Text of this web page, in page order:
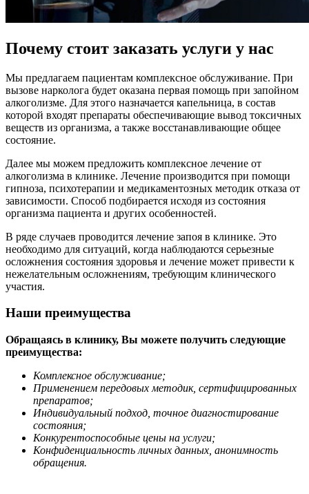
Почему стоит заказать услуги у нас
Мы предлагаем пациентам комплексное обслуживание. При
вызове нарколога будет оказана первая помощь при запойном
алкоголизме. Для этого назначается капельница, в состав
которой входят препараты обеспечивающие вывод токсичных
веществ из организма, а также восстанавливающие общее
состояние.
Далее мы можем предложить комплексное лечение от
алкоголизма в клинике. Лечение производится при помощи
гипноза, психотерапии и медикаментозных методик отказа от
зависимости. Способ подбирается исходя из состояния
организма пациента и других особенностей.
В ряде случаев проводится лечение запоя в клинике. Это
необходимо для ситуаций, когда наблюдаются серьезные
осложнения состояния здоровья и лечение может привести к
нежелательным осложнениям, требующим клинического
участия.
Наши преимущества
Обращаясь в клинику, Вы можете получить следующие
преимущества:
Комплексное обслуживание;
Применением передовых методик, сертифицированных
препаратов;
Индивидуальный подход, точное диагностирование
состояния;
Конкурентоспособные цены на услуги;
Конфиденциальность личных данных, анонимность
обращения.